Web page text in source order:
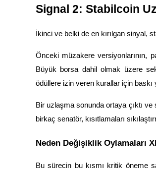
Günlük rekabetçi ödüller kazanın
Staking
Yüksek getiri ve anında erişim
Signal 2: Stabilcoin
İkinci ve belki de en kırılgan sinyal,
Önceki müzakere versiyonlarının,
Büyük borsa dahil olmak üzere
ödüllere izin veren kurallar için baskı
Bir uzlaşma sonunda ortaya çıktı
birkaç senatör, kısıtlamaları
Neden Değişiklik Oylamaları
Bu sürecin bu kısmı kritik öneme